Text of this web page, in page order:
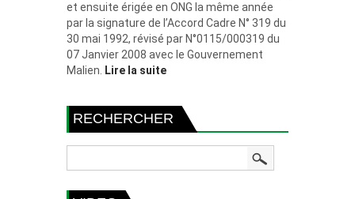
et ensuite érigée en ONG la même année
par la signature de l’Accord Cadre N° 319 du
30 mai 1992, révisé par N°0115/000319 du
07 Janvier 2008 avec le Gouvernement
Malien.
Lire la suite
RECHERCHER